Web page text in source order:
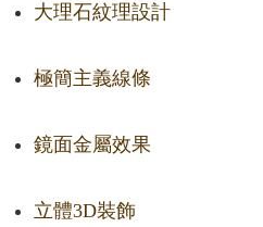
大理石紋理設計
極簡主義線條
鏡面金屬效果
立體3D裝飾